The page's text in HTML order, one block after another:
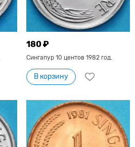
180 ₽
Сингапур 10 центов 1982 год.
В корзину